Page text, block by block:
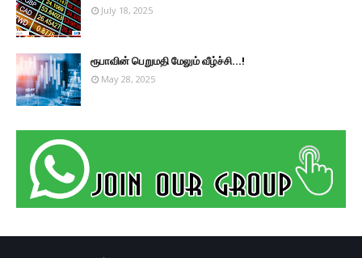
July 18, 2025
ரூபாவின் பெறுமதி மேலும் வீழ்ச்சி...!
May 28, 2025